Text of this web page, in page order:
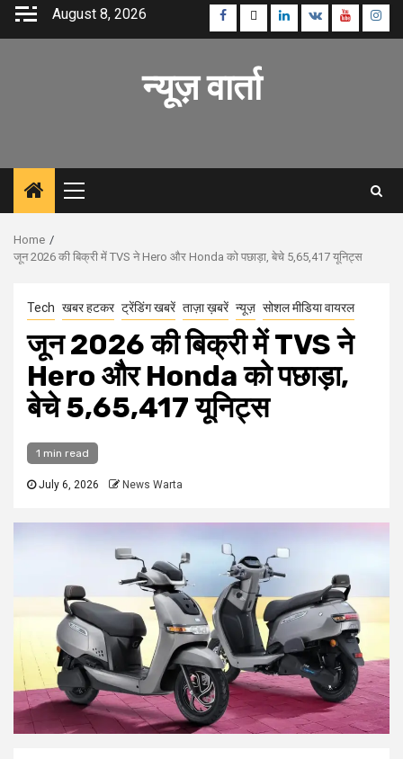
Skip
August 8, 2026 Facebook
TwitterLinkedin
VK Youtube
न्यूज़ वार्ता
Primary
Menu
Home
जून 2026 की बिक्री में TVS ने Hero और Honda को पछाड़ा, बेचे 5,65,417 यूनिट्स
Tech खबर हटकर ट्रेंडिंग खबरें ताज़ा ख़बरें न्यूज़ सोशल मीडिया वायरल
जून 2026 की बिक्री में TVS ने
Hero और Honda को पछाड़ा,
बेचे 5,65,417 यूनिट्स
1 min read
July 6, 2026 News Warta